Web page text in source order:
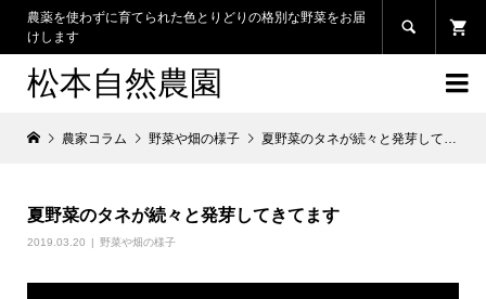
農薬を使わずに育てられた色とりどりの格別な野菜をお届
けします

松本自然農園 
農家コラム 野菜や畑の様子 夏野菜のタネが続々と発芽してきてます
夏野菜のタネが続々と発芽してきてます
2019.03.20 野菜や畑の様子